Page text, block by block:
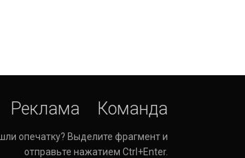
Реклама Команда
опечатку? Выделите фрагмент и
отправьте нажатием Ctrl+Enter.